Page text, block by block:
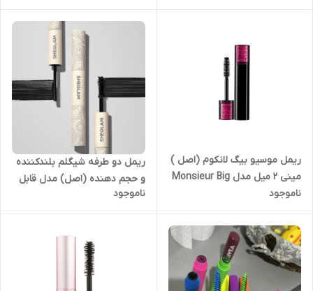
Benefit
Benefit Roller Lash Curling
Mascara
ریمل موسیو بیگ لانکوم (اصل )
مینی ۲ میل مدل Monsieur Big
2ML Lancôme Monsieur Big
Volumizing Mascara
ناموجود
ریمل دو طرفه شیگلم بلندکننده
و حجم دهنده (اصل) مدل قابل
VOLUME & LENGTH
ناموجود